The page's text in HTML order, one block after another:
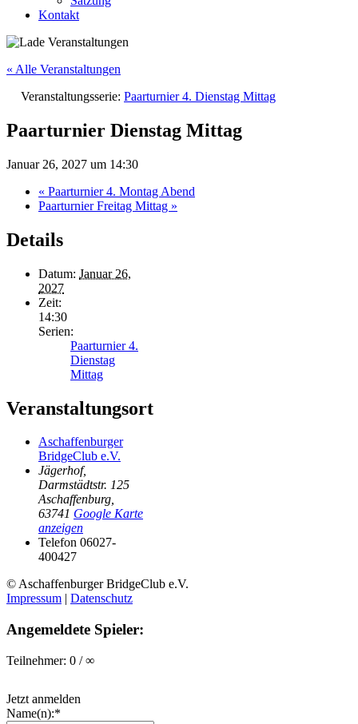
Kontakt
« Alle Veranstaltungen
Veranstaltungsserie: Paarturnier 4. Dienstag Mittag
Paarturnier Dienstag Mittag
Januar 26, 2027 um 14:30
« Paarturnier 4. Montag Abend
Paarturnier Freitag Mittag »
Details
Datum: Januar 26,
2027
Zeit:
14:30
Serien:
Paarturnier 4.
Dienstag
Mittag
Veranstaltungsort
Aschaffenburger
BridgeClub e.V.
Jägerhof,
Darmstädtstr. 125
Aschaffenburg,
63741 Google Karte
anzeigen
Telefon 06027-
400427
© Aschaffenburger BridgeClub e.V.
Impressum | Datenschutz
Angemeldete Spieler:
Teilnehmer: 0 / ∞
Jetzt anmelden
Name(n):*